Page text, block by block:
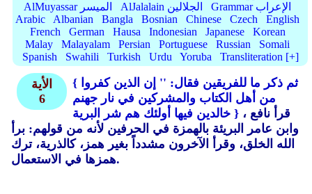
AlMuyassar الميسر
AlJalalain الجلالين
Grammar الإعراب
Arabic
Albanian Bangla Bosnian Chinese Czech
English
French
German Hausa Indonesian Japanese
Korean
Malay
Malayalam Persian Portuguese Russian
Somali
Spanish
Swahili Turkish Urdu Yoruba Transliteration [+]
الأية
6
{ ثم ذكر ما للفريقين فقال: '' إن الذين كفروا
من أهل الكتاب والمشركين في نار جهنم
خالدين فيها أولئك هم شر البرية } ، قرأ نافع
وابن عامر البريئة بالهمزة في الحرفين لأنه من قولهم: برأ
الله الخلق، وقرأ الآخرون مشدداً بغير همز، كالذرية، ترك
همزها في الاستعمال.